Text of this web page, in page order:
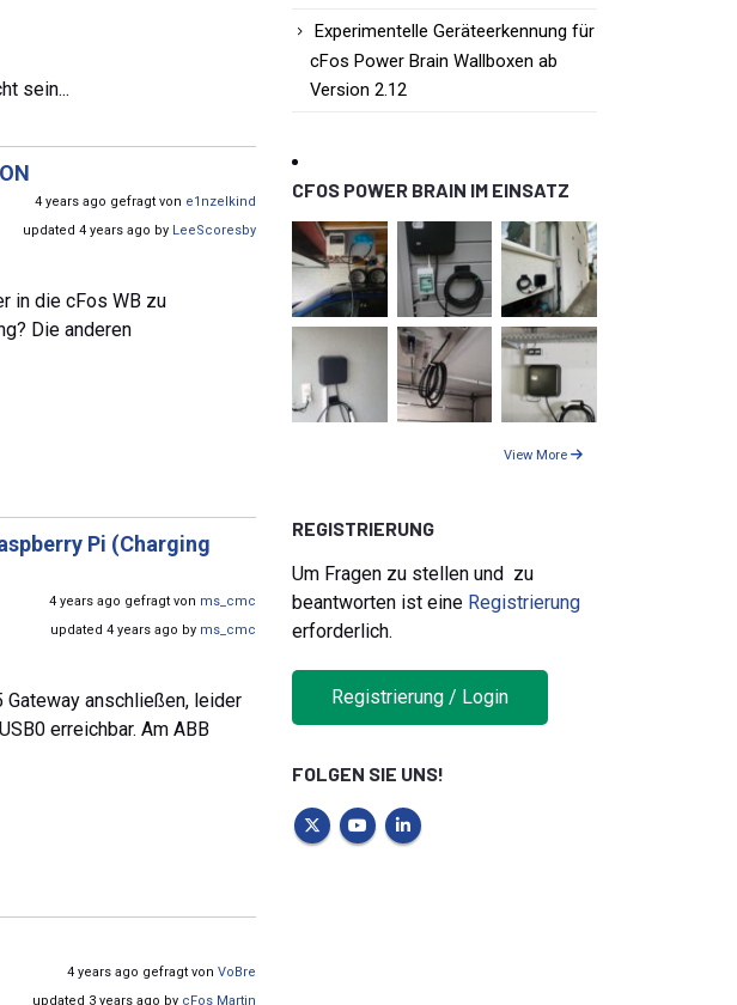
sein...
4 years ago gefragt von e1nzelkind
updated 4 years ago by LeeScoresby
in die cFos WB zu
Die anderen
Pi (Charging
4 years ago gefragt von ms_cmc
updated 4 years ago by ms_cmc
Gateway anschließen, leider
erreichbar. Am ABB
4 years ago gefragt von VoBre
updated 3 years ago by cFos Martin
Experimentelle Geräteerkennung für
cFos Power Brain Wallboxen ab
Version 2.12
CFOS POWER BRAIN IM EINSATZ
View More
REGISTRIERUNG
Um Fragen zu stellen und zu
beantworten ist eine Registrierung
erforderlich.
Registrierung / Login
FOLGEN SIE UNS!